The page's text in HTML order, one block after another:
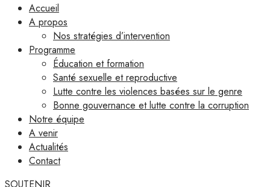
Accueil
A propos
Nos stratégies d’intervention
Programme
Éducation et formation
Santé sexuelle et reproductive
Lutte contre les violences basées sur le genre
Bonne gouvernance et lutte contre la corruption
Notre équipe
A venir
Actualités
Contact
SOUTENIR